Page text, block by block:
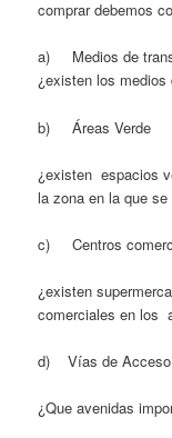
comprar debemos
a) Medios de
¿existen los medios
b) Áreas Verde
¿existen espacios
la zona en la que
c) Centros
¿existen
comerciales en los
d) Vías de
¿Que avenidas